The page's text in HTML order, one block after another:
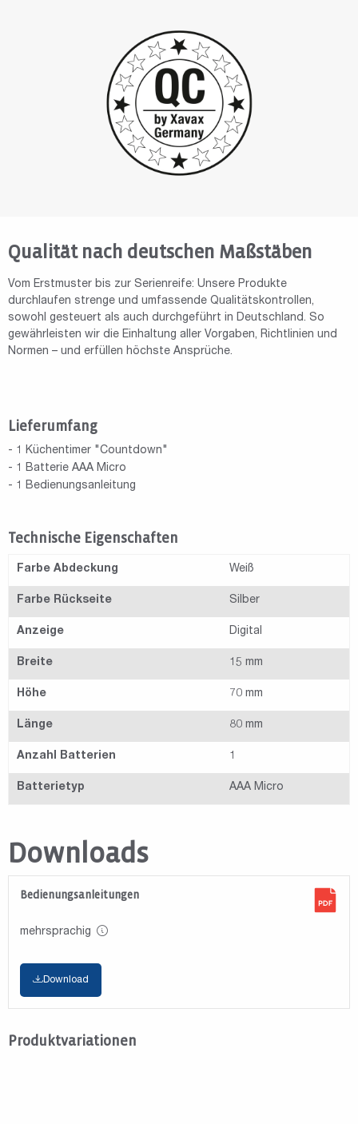
Qualität nach deutschen Maßstäben
Vom Erstmuster bis zur Serienreife: Unsere Produkte
durchlaufen strenge und umfassende Qualitätskontrollen,
sowohl gesteuert als auch durchgeführt in Deutschland. So
gewährleisten wir die Einhaltung aller Vorgaben, Richtlinien und
Normen – und erfüllen höchste Ansprüche.
Lieferumfang
- 1 Küchentimer "Countdown"
- 1 Batterie AAA Micro
- 1 Bedienungsanleitung
Technische Eigenschaften
Farbe Abdeckung Weiß
Farbe Rückseite Silber
Anzeige Digital
Breite 15 mm
Höhe 70 mm
Länge 80 mm
Anzahl Batterien 1
Batterietyp AAA Micro
Downloads
Bedienungsanleitungen
mehrsprachig
Download
Produktvariationen